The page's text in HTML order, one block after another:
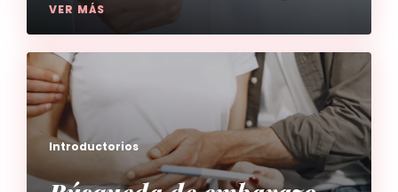
VER MÁS
Introductorios